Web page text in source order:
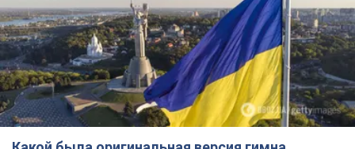
Украины и почему ее боялась Российская
империя: об этом не рассказывают в школе
Государственным символом являются только первый куплет
и припев песни
3 години тому 13,6 т.
Александру Пономареву – 53: что